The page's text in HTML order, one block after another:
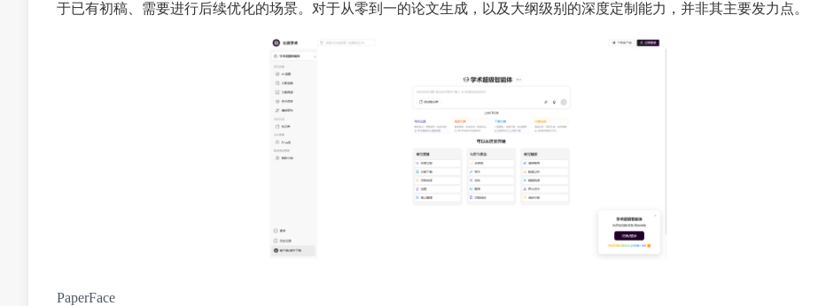
于已有初稿、需要进行后续优化的场景。对于从零到一的论文生成，以及大纲级别的深度定制能力，并非其主要发力点。
PaperFace